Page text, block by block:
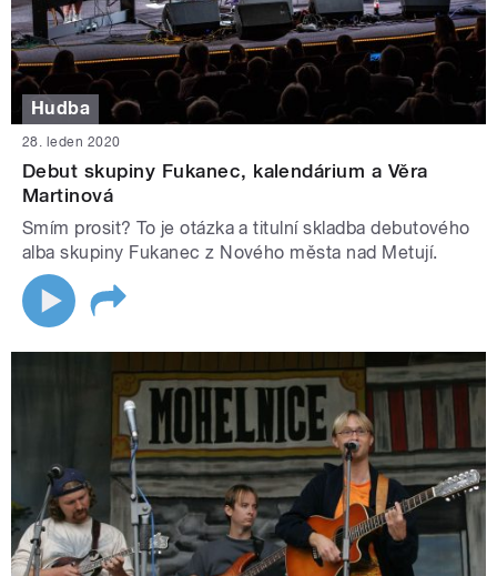
Hudba
28. leden 2020
Debut skupiny Fukanec, kalendárium a Věra
Martinová
Smím prosit? To je otázka a titulní skladba debutového
alba skupiny Fukanec z Nového města nad Metují.